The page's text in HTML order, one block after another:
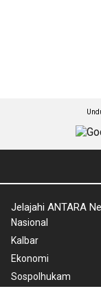
Jelajahi ANTARA
Nasional
Kalbar
Ekonomi
Sospolhukam